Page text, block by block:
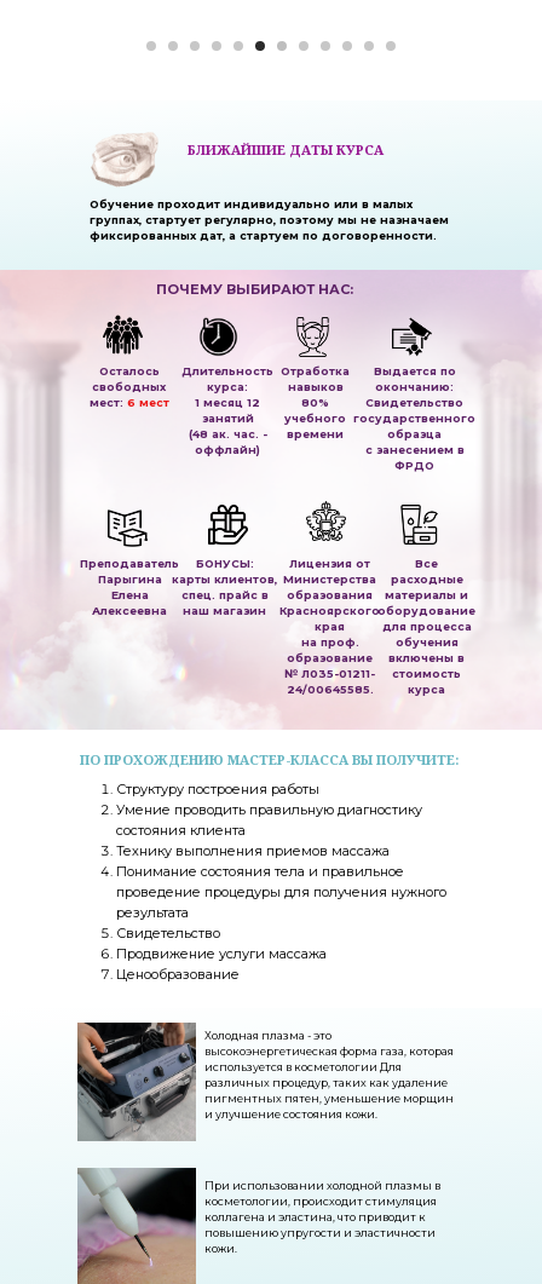
БЛИЖАЙШИЕ ДАТЫ КУРСА
Обучение проходит индивидуально или в малых
группах, стартует регулярно, поэтому мы не назначаем
фиксированных дат, а стартуем по договоренности.
ЗАЯВКА НА
КОНСУЛЬТАЦИЮ
Осталось
свободных
мест: 6 мест
Длительность
курса:
1 месяц 12
занятий
(48 ак. час. -
оффлайн)
Выдается по
окончанию:
Свидетельство
государственного
образца
с занесением в
ФРДО
Отработка
навыков
80%
учебного
времени
ПОЧЕМУ ВЫБИРАЮТ НАС:
Преподаватель
Парыгина
Елена
Алексеевна
БОНУСЫ:
карты клиентов,
спец. прайс в
наш магазин
Лицензия от
Министерства
образования
Красноярского
края
на проф.
образование
№ Л035-01211-
24/00645585.
Все
расходные
материалы и
оборудование
для процесса
обучения
включены в
стоимость
курса
ПО ПРОХОЖДЕНИЮ МАСТЕР-КЛАССА ВЫ ПОЛУЧИТЕ:
Структуру построения работы
Умение проводить правильную диагностику
состояния клиента
Технику выполнения приемов массажа
Понимание состояния тела и правильное
проведение процедуры для получения нужного
результата
Свидетельство
Продвижение услуги массажа
Ценообразование
Холодная плазма - это
высокоэнергетическая форма газа, которая
используется в косметологии Для
различных процедур, таких как удаление
пигментных пятен, уменьшение морщин
и улучшение состояния кожи.
При использовании холодной плазмы в
косметологии, происходит стимуляция
коллагена и эластина, что приводит к
повышению упругости и эластичности
кожи.